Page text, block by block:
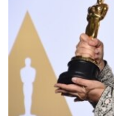
ГУЗОРИШҲОИ РАДИОӢ
Русский
ПАЙГИРӢ КУНЕД